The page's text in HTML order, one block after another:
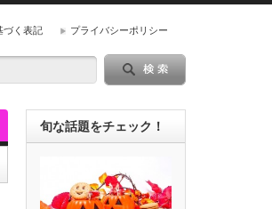
づく表記 プライバシーポリシー
旬な話題をチェック！